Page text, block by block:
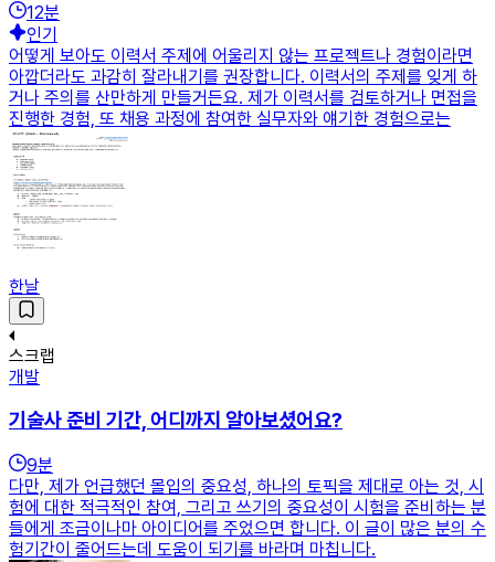
12분
인기
어떻게 보아도 이력서 주제에 어울리지 않는 프로젝트나 경험이라면
아깝더라도 과감히 잘라내기를 권장합니다. 이력서의 주제를 잊게 하
거나 주의를 산만하게 만들거든요. 제가 이력서를 검토하거나 면접을
진행한 경험, 또 채용 과정에 참여한 실무자와 얘기한 경험으로는
한날
스크랩
개발
기술사 준비 기간, 어디까지 알아보셨어요?
9분
다만, 제가 언급했던 몰입의 중요성, 하나의 토픽을 제대로 아는 것, 시
험에 대한 적극적인 참여, 그리고 쓰기의 중요성이 시험을 준비하는 분
들에게 조금이나마 아이디어를 주었으면 합니다. 이 글이 많은 분의 수
험기간이 줄어드는데 도움이 되기를 바라며 마칩니다.